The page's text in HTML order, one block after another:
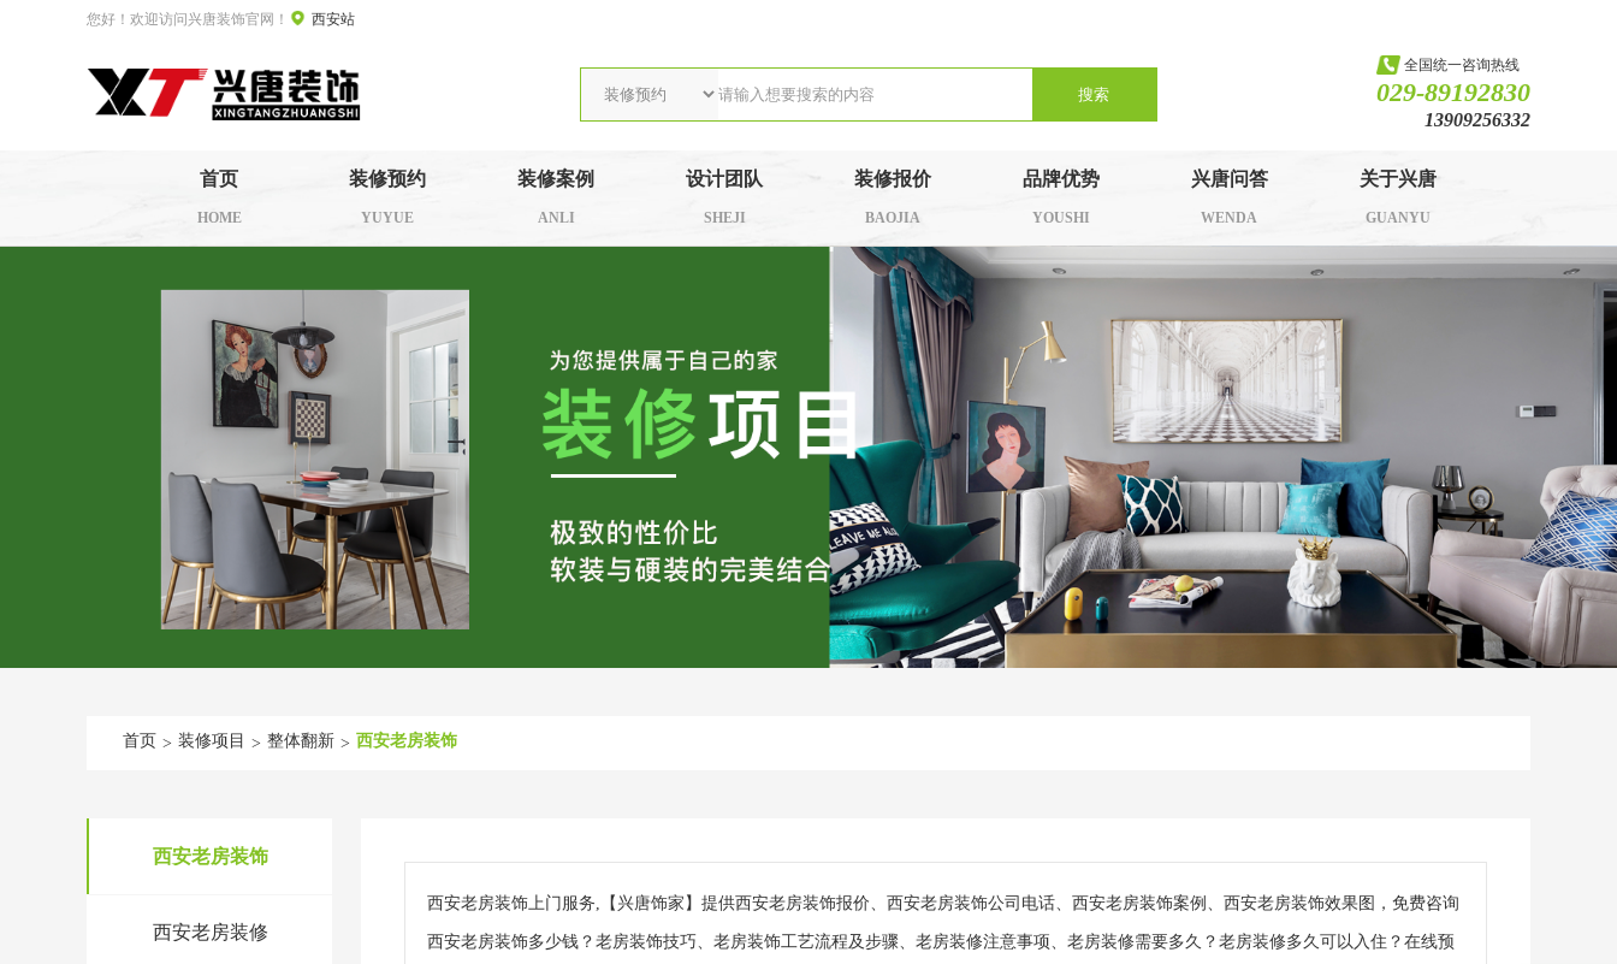
您好！欢迎访问兴唐装饰官网！ 西安站
搜索
全国统一咨询热线
029-89192830
13909256332
首页
HOME
装修预约
YUYUE
装修案例
ANLI
设计团队
SHEJI
装修报价
BAOJIA
品牌优势
YOUSHI
兴唐问答
WENDA
关于兴唐
GUANYU
首页 > 装修项目 > 整体翻新 > 西安老房装饰
西安老房装饰
西安老房装修
西安老房装饰上门服务,【兴唐饰家】提供西安老房装饰报价、西安老房装饰公司电话、西安老房装饰案例、西安老房装饰效果图，免费咨询
西安老房装饰多少钱？老房装饰技巧、老房装饰工艺流程及步骤、老房装修注意事项、老房装修需要多久？老房装修多久可以入住？在线预